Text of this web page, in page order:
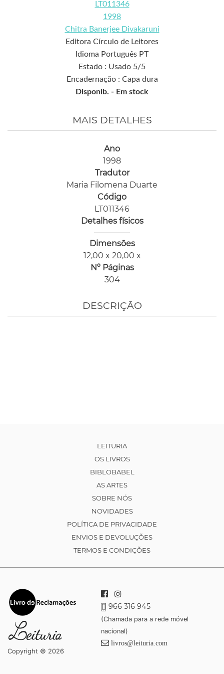
LT011346
1998
Chitra Banerjee Divakaruni
Editora Círculo de Leitores
Idioma Português PT
Estado : Usado 5/5
Encadernação : Capa dura
Disponib. - Em stock
MAIS DETALHES
Ano
1998
Tradutor
Maria Filomena Duarte
Código
LT011346
Detalhes físicos
Dimensões
12,00 x 20,00 x
Nº Páginas
304
DESCRIÇÃO
LEITURIA
OS LIVROS
BIBLOBABEL
AS ARTES
SOBRE NÓS
NOVIDADES
POLÍTICA DE PRIVACIDADE
ENVIOS E DEVOLUÇÕES
TERMOS E CONDIÇÕES
Copyright © 2026
966 316 945
(Chamada para a rede móvel
nacional)
livros@leituria.com